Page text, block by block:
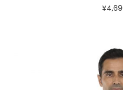
¥